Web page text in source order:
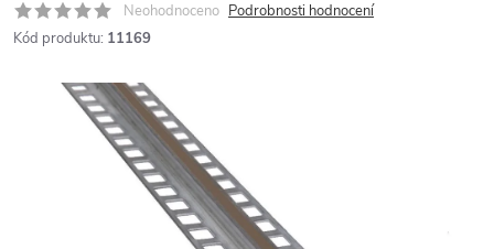
Neohodnoceno Podrobnosti hodnocení
Kód produktu: 11169